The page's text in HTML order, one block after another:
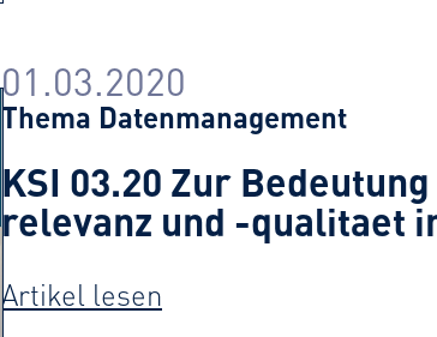
01.03.2020
Thema Datenmanagement
KSI 03.20 Zur
relevanz und -qualitaet
Artikel lesen